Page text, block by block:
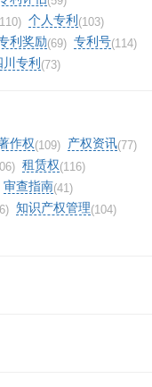
个人专利 (103)
利奖励(69) 专利号(114)
川专利 (73)
作权(109) 产权资讯(77)
租赁权(116)
审查指南(41)
知识产权管理(104)